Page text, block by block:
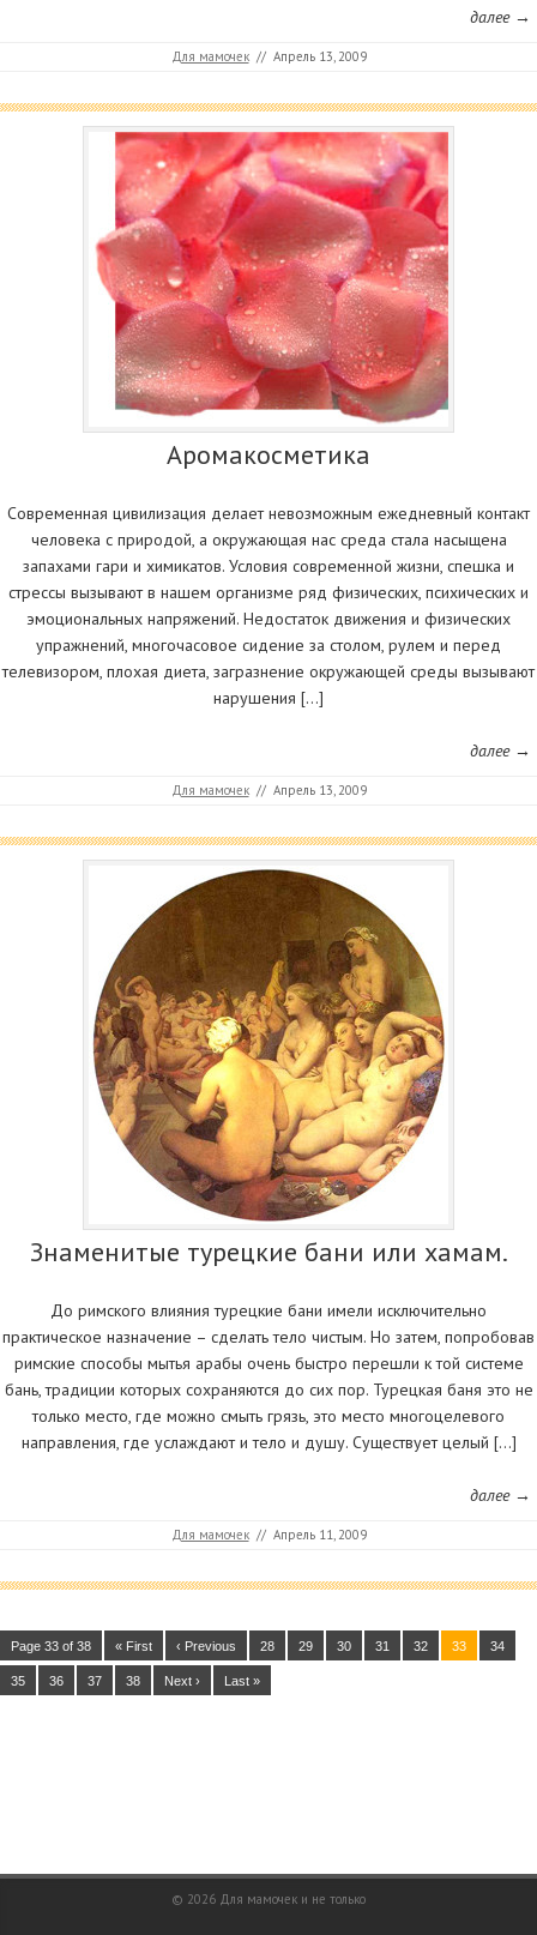
далее →
Для мамочек // Апрель 13, 2009
Аромакосметика
Современная цивилизация делает невозможным ежедневный контакт
человека с природой, а окружающая нас среда стала насыщена
запахами гари и химикатов. Условия современной жизни, спешка и
стрессы вызывают в нашем организме ряд физических, психических и
эмоциональных напряжений. Недостаток движения и физических
упражнений, многочасовое сидение за столом, рулем и перед
телевизором, плохая диета, загразнение окружающей среды вызывают
нарушения […]
далее →
Для мамочек // Апрель 13, 2009
Знаменитые турецкие бани или хамам.
До римского влияния турецкие бани имели исключительно
практическое назначение – сделать тело чистым. Но затем, попробовав
римские способы мытья арабы очень быстро перешли к той системе
бань, традиции которых сохраняются до сих пор. Турецкая баня это не
только место, где можно смыть грязь, это место многоцелевого
направления, где услаждают и тело и душу. Существует целый […]
далее →
Для мамочек // Апрель 11, 2009
Page 33 of 38 « First ‹ Previous 28 29 30 31 32 33 34
35 36 37 38 Next › Last »
© 2026 Для мамочек и не только